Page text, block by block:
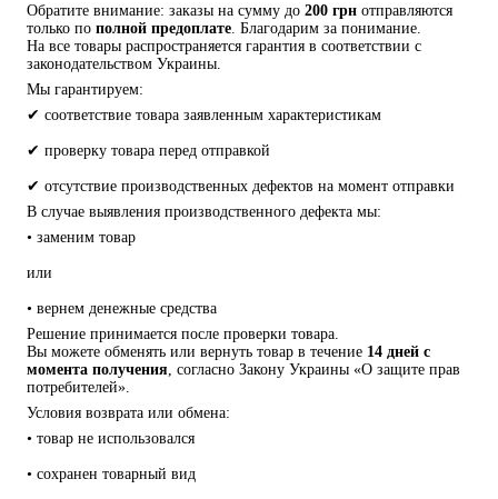
Обратите внимание: заказы на сумму до 200 грн отправляются
только по полной предоплате . Благодарим за понимание.
На все товары распространяется гарантия в соответствии с
законодательством Украины.
Мы гарантируем:
✔ соответствие товара заявленным характеристикам
✔ проверку товара перед отправкой
✔ отсутствие производственных дефектов на момент отправки
В случае выявления производственного дефекта мы:
• заменим товар
или
• вернем денежные средства
Решение принимается после проверки товара.
Вы можете обменять или вернуть товар в течение 14 дней с
момента получения , согласно Закону Украины «О защите прав
потребителей».
Условия возврата или обмена:
• товар не использовался
• сохранен товарный вид